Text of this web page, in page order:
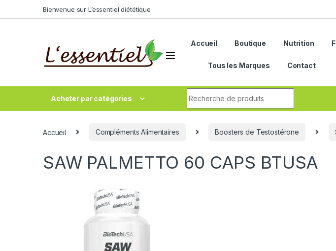
Bienvenue sur L’essentiel diététique
Accueil Boutique Nutrition
Tous les Marques Contact
Acheter par catégories
Accueil Compléments Alimentaires Boosters de Testostérone
SAW PALMETTO 60 CAPS BTUSA